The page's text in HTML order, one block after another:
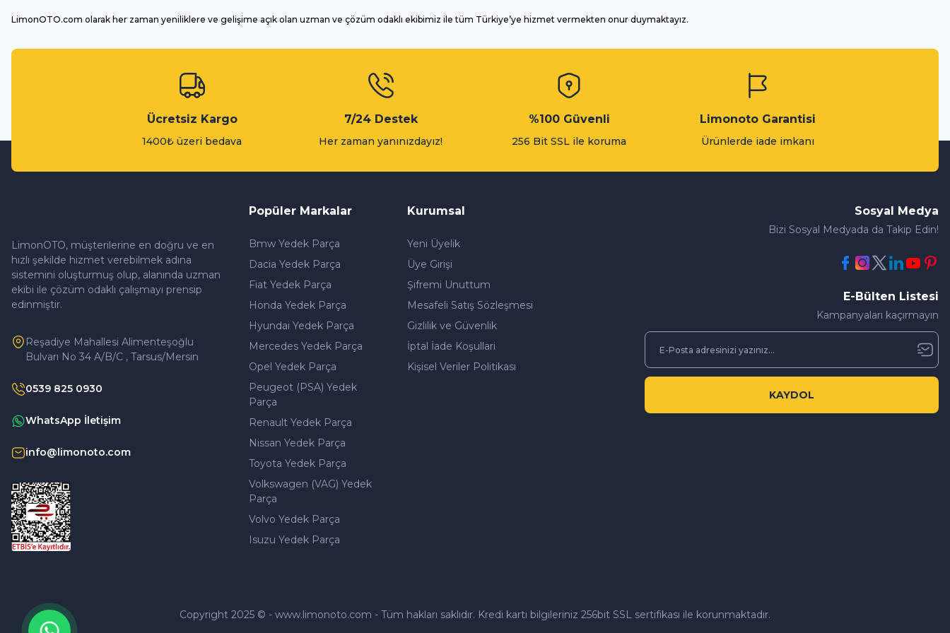
Gönder
LimonOTO.com olarak her zaman yeniliklere ve gelişime açık olan uzman ve çözüm odaklı ekibimiz ile tüm Türkiye’ye hizmet vermekten onur duymaktayız.
Ücretsiz Kargo
1400₺ üzeri bedava
7/24 Destek
Her zaman yanınızdayız!
%100 Güvenli
256 Bit SSL ile koruma
Limonoto Garantisi
Ürünlerde iade imkanı
LimonOTO, müşterilerine en doğru ve en
hızlı şekilde hizmet verebilmek adına
sistemini oluşturmuş olup, alanında uzman
ekibi ile çözüm odaklı çalışmayı prensip
edinmiştir.
Reşadiye Mahallesi Alimenteşoğlu
Bulvarı No 34 A/B/C , Tarsus/Mersin
0539 825 0930
WhatsApp İletişim
info@limonoto.com
Popüler Markalar
Bmw Yedek Parça
Dacia Yedek Parça
Fiat Yedek Parça
Honda Yedek Parça
Hyundai Yedek Parça
Mercedes Yedek Parça
Opel Yedek Parça
Peugeot (PSA) Yedek
Parça
Renault Yedek Parça
Nissan Yedek Parça
Toyota Yedek Parça
Volkswagen (VAG) Yedek
Parça
Volvo Yedek Parça
Isuzu Yedek Parça
Kurumsal
Yeni Üyelik
Üye Girişi
Şifremi Unuttum
Mesafeli Satış Sözleşmesi
Gizlilik ve Güvenlik
İptal İade Koşullari
Kişisel Veriler Politikası
Sosyal Medya
Bizi Sosyal Medyada da Takip Edin!
E-Bülten Listesi
Kampanyaları kaçırmayın
KAYDOL
Copyright 2025 © - www.limonoto.com - Tüm hakları saklıdır. Kredi kartı bilgileriniz 256bit SSL sertifikası ile korunmaktadır.